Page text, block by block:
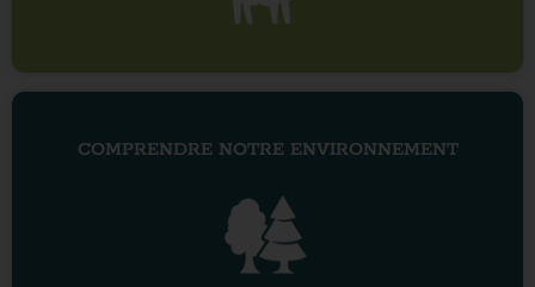
COMPRENDRE NOTRE ENVIRONNEMENT